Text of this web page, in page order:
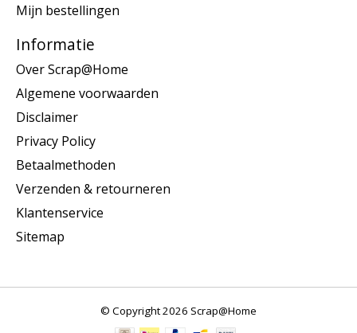
Mijn bestellingen
Informatie
Over Scrap@Home
Algemene voorwaarden
Disclaimer
Privacy Policy
Betaalmethoden
Verzenden & retourneren
Klantenservice
Sitemap
© Copyright 2026 Scrap@Home